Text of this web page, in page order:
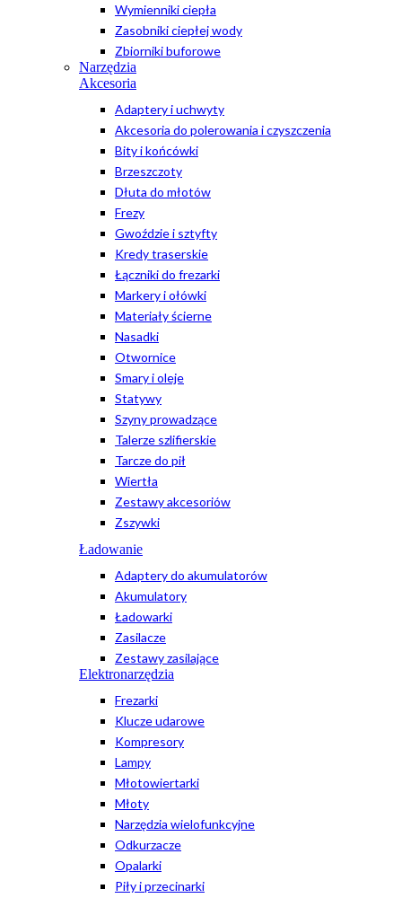
Wymienniki ciepła
Zasobniki ciepłej wody
Zbiorniki buforowe
Narzędzia
Akcesoria
Adaptery i uchwyty
Akcesoria do polerowania i czyszczenia
Bity i końcówki
Brzeszczoty
Dłuta do młotów
Frezy
Gwoździe i sztyfty
Kredy traserskie
Łączniki do frezarki
Markery i ołówki
Materiały ścierne
Nasadki
Otwornice
Smary i oleje
Statywy
Szyny prowadzące
Talerze szlifierskie
Tarcze do pił
Wiertła
Zestawy akcesoriów
Zszywki
Ładowanie
Adaptery do akumulatorów
Akumulatory
Ładowarki
Zasilacze
Zestawy zasilające
Elektronarzędzia
Frezarki
Klucze udarowe
Kompresory
Lampy
Młotowiertarki
Młoty
Narzędzia wielofunkcyjne
Odkurzacze
Opalarki
Piły i przecinarki